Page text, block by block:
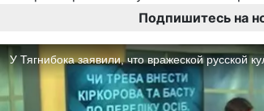
Подпишитесь на